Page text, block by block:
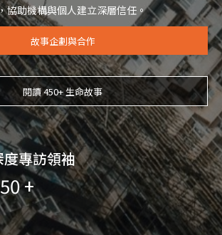
協助機構與個人建立深層信任。
故事企劃與合作
閱讀 450+ 生命故事
度專訪領袖
+